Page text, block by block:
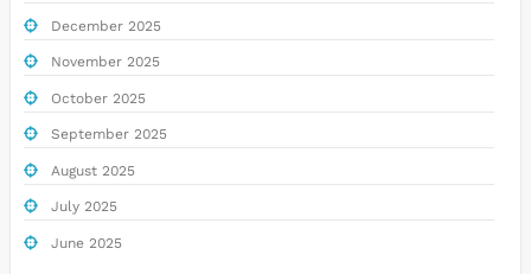
December 2025
November 2025
October 2025
September 2025
August 2025
July 2025
June 2025